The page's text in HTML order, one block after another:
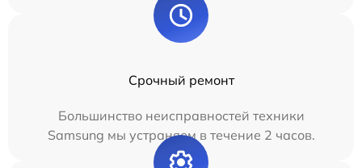
Срочный ремонт
Большинство неисправностей техники
Samsung мы устраняем в течение 2 часов.